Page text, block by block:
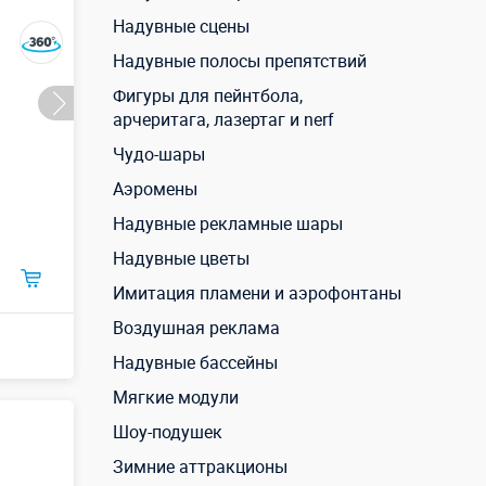
Надувные сцены
Надувные полосы препятствий
Фигуры для пейнтбола,
арчеритага, лазертаг и nerf
Чудо-шары
Аэромены
Надувные рекламные шары
Надувные цветы
Имитация пламени и аэрофонтаны
Воздушная реклама
Надувные бассейны
Мягкие модули
Шоу-подушек
Зимние аттракционы